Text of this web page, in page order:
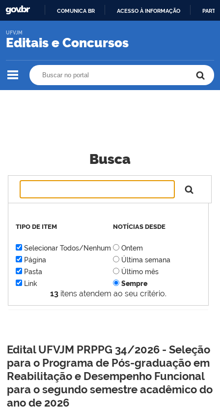
O
COMUNICA BR ACESSO À INFORMAÇÃO
Editais e Concursos
UFVJM
Busca
13 itens atendem ao seu critério.
TIPO DE ITEM
Selecionar Todos/Nenhum
Página
Pasta
Link
NOTÍCIAS DESDE
Ontem
Última semana
Último mês
Sempre
Edital UFVJM PRPPG 34/2026 - Seleção
para o Programa de Pós-graduação em
Reabilitação e Desempenho Funcional
para o segundo semestre acadêmico do
ano de 2026